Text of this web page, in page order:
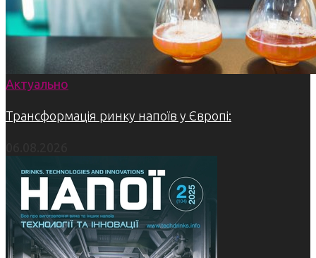
Актуально
Трансформація ринку напоїв у Європі: